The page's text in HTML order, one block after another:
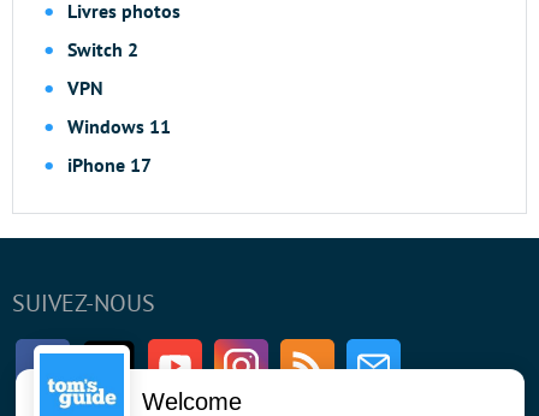
Livres photos
Switch 2
VPN
Windows 11
iPhone 17
SUIVEZ-NOUS
FacebookTwitter Youtube InstagramRSS Newsletter
Welcome